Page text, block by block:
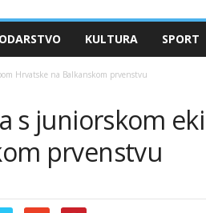
KULTURA SPORT
Hrvatske na Balkanskom prvenstvu
s juniorskom
prvenstvu